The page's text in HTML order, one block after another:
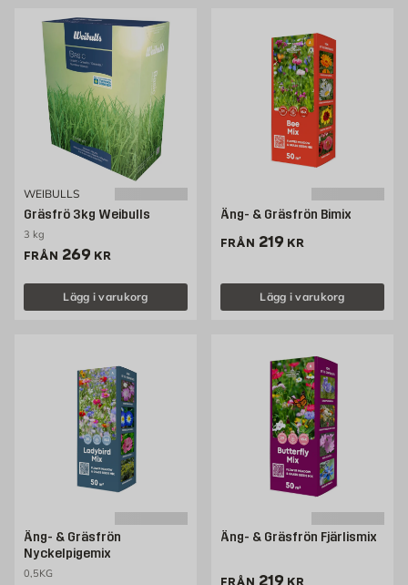
WEIBULLS
Gräsfrö 3kg Weibulls
3 kg
FRÅN Pris 269 kr
269 KR
Lägg i varukorg
Äng- & Gräsfrön Bimix
FRÅN Pris 219 kr
219 KR
Lägg i varukorg
Äng- & Gräsfrön
Nyckelpigemix
0,5KG
Äng- & Gräsfrön Fjärlismix
FRÅN Pris 219 kr
219 KR